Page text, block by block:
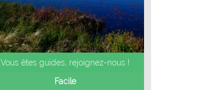
Vous êtes guides, rejoignez-nous !
Facile